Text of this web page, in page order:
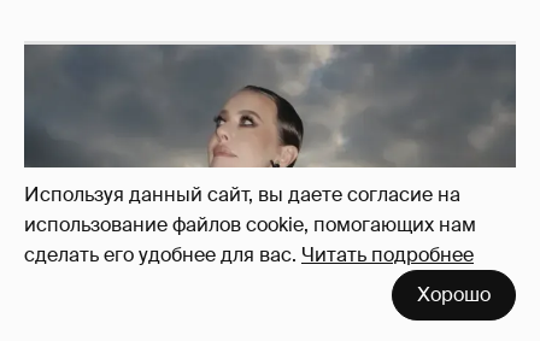
Используя данный сайт, вы даете согласие на
использование файлов cookie, помогающих нам
сделать его удобнее для вас. Читать подробнее
Хорошо